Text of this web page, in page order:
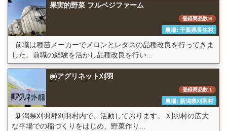
果実的野菜 フルベジファーム
登録商品数:6
農場: 千葉県長生村
前職は種苗メーカーでメロンとレタスの品種改良を行ってきま
した。前職の経験を活かし品種改良を行い...
㈱アグリネット刈羽
登録商品数:1
農場: 新潟県刈羽村
新潟県刈羽郡刈羽村内で、活動しております。 刈羽村の広大
な平場での稲づくりをはじめ、野菜作り...